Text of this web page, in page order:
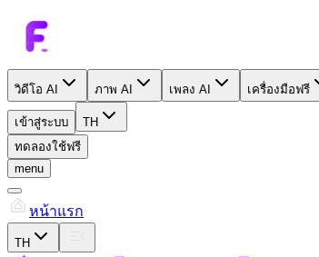
วิดีโอ AI ภาพ AI เพลง AI เครื่องมือฟรี
เข้าสู่ระบบ
TH
ทดลองใช้ฟรี
menu
หน้าแรก
TH